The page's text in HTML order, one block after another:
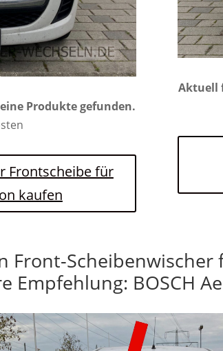
Produkte gefunden.
Frontscheibe für
kaufen
Aktuell
Front-Scheibenwischer
Empfehlung: BOSCH